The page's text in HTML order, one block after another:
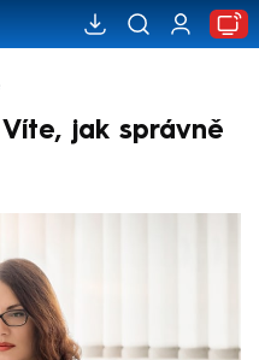
jak správně